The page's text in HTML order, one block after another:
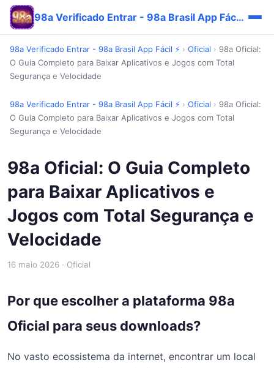
98a Verificado Entrar - 98a Brasil App Fácil ⚡
98a Verificado Entrar - 98a Brasil App Fácil ⚡ › Oficial › 98a Oficial:
O Guia Completo para Baixar Aplicativos e Jogos com Total
Segurança e Velocidade
98a Verificado Entrar - 98a Brasil App Fácil ⚡ › Oficial › 98a Oficial:
O Guia Completo para Baixar Aplicativos e Jogos com Total
Segurança e Velocidade
98a Oficial: O Guia Completo
para Baixar Aplicativos e
Jogos com Total Segurança e
Velocidade
16 maio 2026 · Oficial
Por que escolher a plataforma 98a
Oficial para seus downloads?
No vasto ecossistema da internet, encontrar um local